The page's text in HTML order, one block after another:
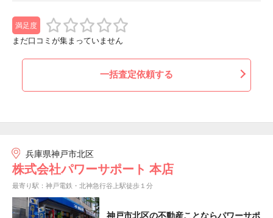
満足度
まだ口コミが集まっていません
一括査定依頼する
兵庫県神戸市北区
株式会社パワーサポート 本店
最寄り駅：神戸電鉄・北神急行谷上駅徒歩１分
神戸市北区の不動産ことならパワーサポ